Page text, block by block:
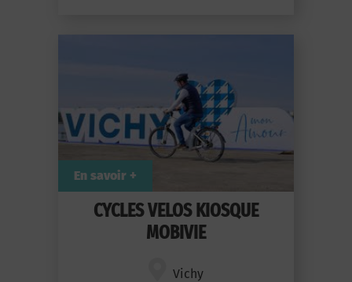
CYCLES VELOS KIOSQUE
MOBIVIE
Vichy
En savoir +